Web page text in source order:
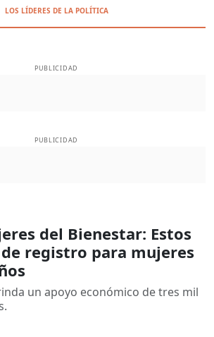
LOS LÍDERES DE LA POLÍTICA
PUBLICIDAD
PUBLICIDAD
del Bienestar: Estos
registro para mujeres
un apoyo económico de tres mil